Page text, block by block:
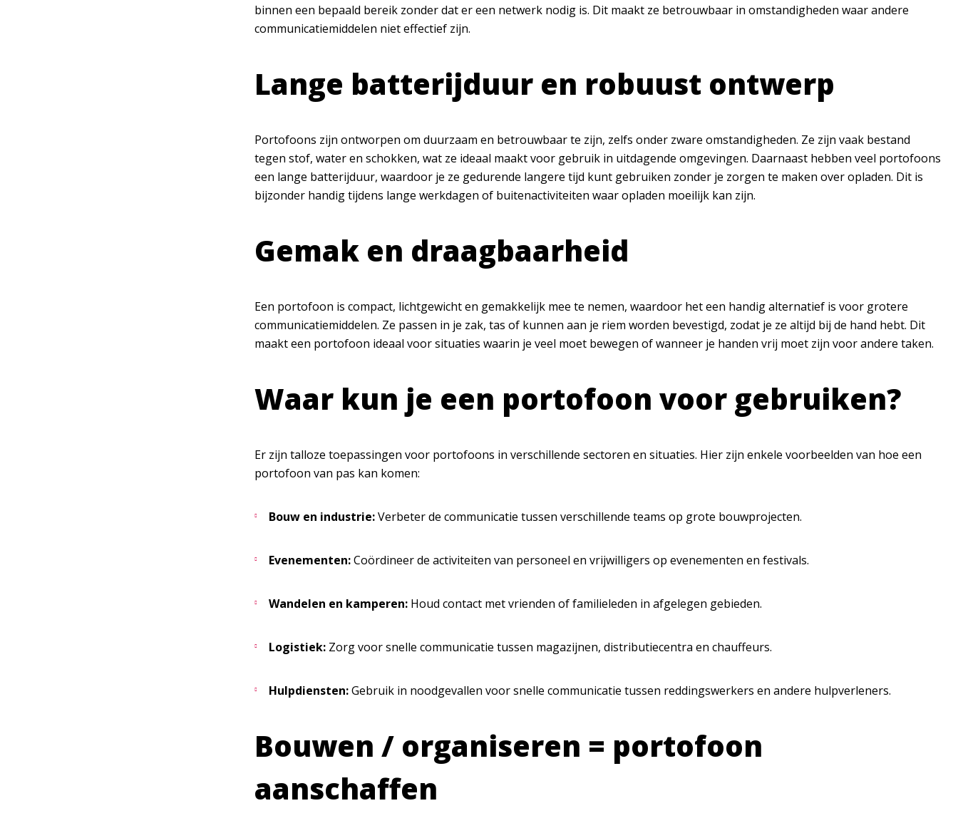
binnen een bepaald bereik zonder dat er een netwerk nodig is. Dit maakt ze betrouwbaar in omstandigheden waar andere
communicatiemiddelen niet effectief zijn.
Lange batterijduur en robuust ontwerp
Portofoons zijn ontworpen om duurzaam en betrouwbaar te zijn, zelfs onder zware omstandigheden. Ze zijn vaak bestand
tegen stof, water en schokken, wat ze ideaal maakt voor gebruik in uitdagende omgevingen. Daarnaast hebben veel portofoons
een lange batterijduur, waardoor je ze gedurende langere tijd kunt gebruiken zonder je zorgen te maken over opladen. Dit is
bijzonder handig tijdens lange werkdagen of buitenactiviteiten waar opladen moeilijk kan zijn.
Gemak en draagbaarheid
Een portofoon is compact, lichtgewicht en gemakkelijk mee te nemen, waardoor het een handig alternatief is voor grotere
communicatiemiddelen. Ze passen in je zak, tas of kunnen aan je riem worden bevestigd, zodat je ze altijd bij de hand hebt. Dit
maakt een portofoon ideaal voor situaties waarin je veel moet bewegen of wanneer je handen vrij moet zijn voor andere taken.
Waar kun je een portofoon voor gebruiken?
Er zijn talloze toepassingen voor portofoons in verschillende sectoren en situaties. Hier zijn enkele voorbeelden van hoe een
portofoon van pas kan komen:
Bouw en industrie:Verbeter de communicatie tussen verschillende teams op grote bouwprojecten.
Evenementen:Coördineer de activiteiten van personeel en vrijwilligers op evenementen en festivals.
Wandelen en kamperen: Houd contact met vrienden of familieleden in afgelegen gebieden.
Logistiek: Zorg voor snelle communicatie tussen magazijnen, distributiecentra en chauffeurs.
Hulpdiensten:Gebruik in noodgevallen voor snelle communicatie tussen reddingswerkers en andere hulpverleners.
Bouwen / organiseren = portofoon
aanschaffen